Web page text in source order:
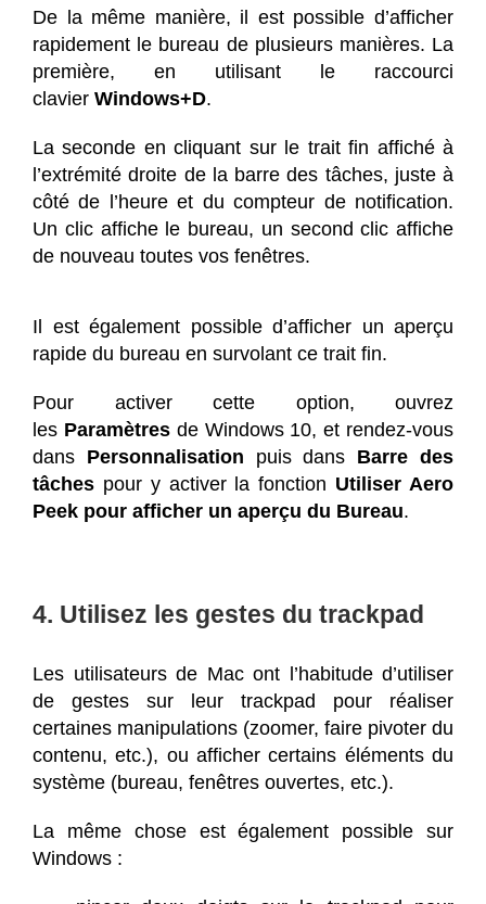
De la même manière, il est possible d’afficher
rapidement le bureau de plusieurs manières. La
première, en utilisant le raccourci
clavier Windows+D.
La seconde en cliquant sur le trait fin affiché à
l’extrémité droite de la barre des tâches, juste à
côté de l’heure et du compteur de notification.
Un clic affiche le bureau, un second clic affiche
de nouveau toutes vos fenêtres.
Il est également possible d’afficher un aperçu
rapide du bureau en survolant ce trait fin.
Pour activer cette option, ouvrez
les Paramètresde Windows 10, et rendez-vous
dans Personnalisation puis dans Barre des
tâches pour y activer la fonction Utiliser Aero
Peek pour afficher un aperçu du Bureau.
4. Utilisez les gestes du trackpad
Les utilisateurs de Mac ont l’habitude d’utiliser
de gestes sur leur trackpad pour réaliser
certaines manipulations (zoomer, faire pivoter du
contenu, etc.), ou afficher certains éléments du
système (bureau, fenêtres ouvertes, etc.).
La même chose est également possible sur
Windows :